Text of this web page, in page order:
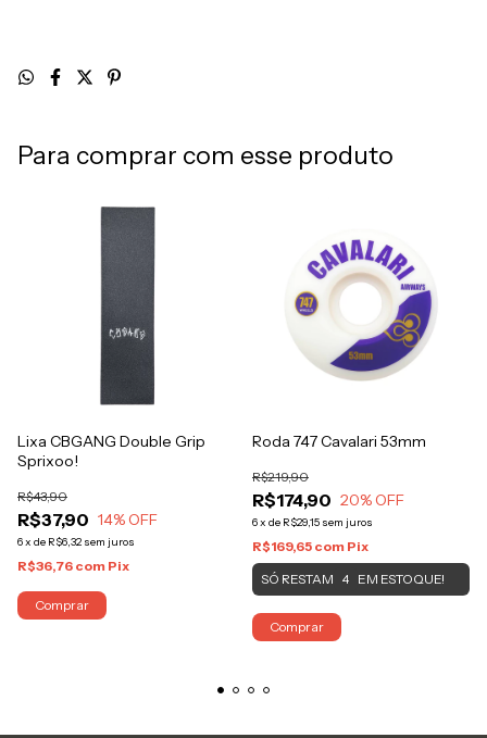
Para comprar com esse produto
Lixa CBGANG Double Grip
Sprixoo!
R$37,90
R$43,90
14% OFF
6x de R$6,32 sem juros
R$36,76 com Pix
Comprar
Roda 747 Cavalari 53mm
R$174,90
R$219,90
20% OFF
6x de R$29,15 sem juros
R$169,65 com Pix
SÓ RESTAM 4 EM ESTOQUE!
Comprar